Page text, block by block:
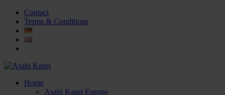
Contact
Terms & Conditions
Home
Asahi Kasei Europe